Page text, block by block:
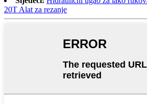
20T Alat za rezanje